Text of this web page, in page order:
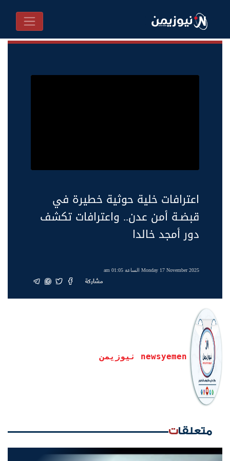
اعترافات خلية حوثية خطيرة في
قبضـة أمن عدن.. واعترافات تكشف
دور أمجد خالدا
Monday 17 November 2025 الساعة 01:05 am
مشاركة
newsyemen نيوزيمن
متعلقات